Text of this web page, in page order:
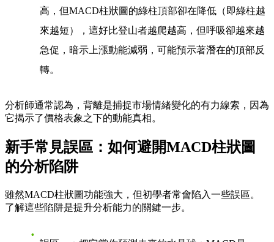
高，但MACD柱狀圖的綠柱頂部卻在降低（即綠柱越
來越短），這好比登山者越爬越高，但呼吸卻越來越
急促，暗示上漲動能減弱，可能預示著潛在的頂部反
轉。
分析師通常認為，背離是捕捉市場情緒變化的有力線索，因為
它揭示了價格表象之下的動能真相。
新手常見誤區：如何避開MACD柱狀圖
的分析陷阱
雖然MACD柱狀圖功能強大，但初學者常會陷入一些誤區。
了解這些陷阱是提升分析能力的關鍵一步。